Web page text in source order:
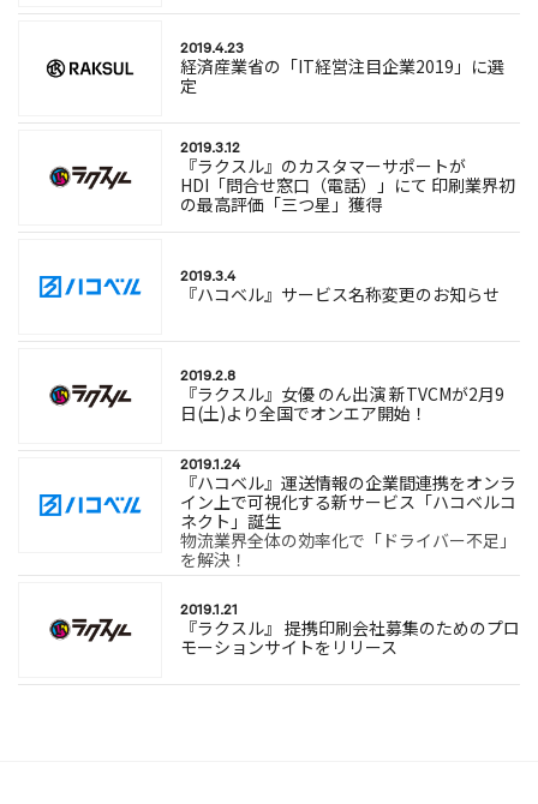
2019.4.23
経済産業省の「IT経営注目企業2019」に選
定
2019.3.12
『ラクスル』のカスタマーサポートが
HDI「問合せ窓口（電話）」にて 印刷業界初
の最高評価「三つ星」獲得
2019.3.4
『ハコベル』サービス名称変更のお知らせ
2019.2.8
『ラクスル』女優 のん出演 新TVCMが2月9
日(土)より全国でオンエア開始！
2019.1.24
『ハコベル』運送情報の企業間連携をオンラ
イン上で可視化する新サービス「ハコベルコ
ネクト」誕生
物流業界全体の効率化で「ドライバー不足」
を解決！
2019.1.21
『ラクスル』 提携印刷会社募集のためのプロ
モーションサイトをリリース